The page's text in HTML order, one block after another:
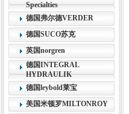
Specialties
德国弗尔德VERDER
德国SUCO苏克
英国norgren
德国INTEGRAL
HYDRAULIK
德国leybold莱宝
美国米顿罗MILTONROY